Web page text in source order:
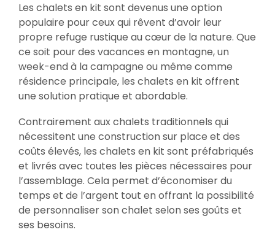
Les chalets en kit sont devenus une option
populaire pour ceux qui rêvent d’avoir leur
propre refuge rustique au cœur de la nature. Que
ce soit pour des vacances en montagne, un
week-end à la campagne ou même comme
résidence principale, les chalets en kit offrent
une solution pratique et abordable.
Contrairement aux chalets traditionnels qui
nécessitent une construction sur place et des
coûts élevés, les chalets en kit sont préfabriqués
et livrés avec toutes les pièces nécessaires pour
l’assemblage. Cela permet d’économiser du
temps et de l’argent tout en offrant la possibilité
de personnaliser son chalet selon ses goûts et
ses besoins.